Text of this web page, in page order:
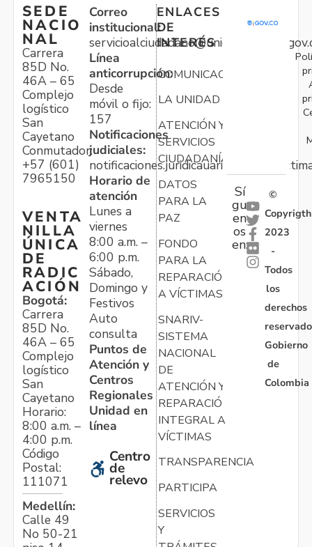
SEDE
NACIO
NAL
Carrera
85D No.
46A – 65
Complejo
logístico
San
Cayetano
Conmutador:
+57 (601)
7965150
VENTA
NILLA
ÚNICA
DE
RADIC
ACIÓN
Bogotá:
Carrera
85D No.
46A – 65
Complejo
logístico
San
Cayetano
Horario:
8:00 a.m. –
4:00 p.m.
Código
Postal:
111071
Medellín:
Calle 49
No 50-21
Correo
institucional:
Línea
anticorrupción:
Desde
móvil o fijo:
157
Notificaciones
judiciales:
Horario de
atención
Lunes a
viernes
8:00 a.m. –
6:00 p.m.
Sábado,
Domingo y
Festivos
Auto
consulta
Puntos de
Atención y
Centros
Regionales
Unidad en
línea
Centro
de
relevo
ENLACES
DE
INTERÉS
COMUNICACIONES
LA UNIDAD
ATENCIÓN Y
SERVICIOS
CIUDADANÍA
DATOS
PARA LA
PAZ
FONDO
PARA LA
REPARACIÓN
A VÍCTIMAS
SNARIV-
SISTEMA
NACIONAL
DE
ATENCIÓN Y
REPARACIÓN
INTEGRAL A
VÍCTIMAS
TRANSPARENCIA
PARTICIPA
SERVICIOS
Y
Sí
gu
en
os
en:
©
Copyrigth
2023
-
Todos
los
derechos
Gobierno
de
Colombia